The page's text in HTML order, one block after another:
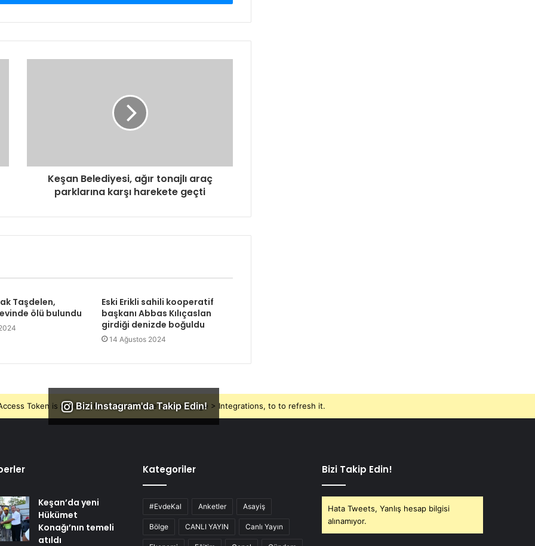
Keşan Belediyesi, ağır tonajlı araç
parklarına karşı harekete geçti
Taşdelen,
ölü bulundu
Eski Erikli sahili kooperatif
başkanı Abbas Kılıçaslan
girdiği denizde boğuldu
14 Ağustos 2024
Bizi Instagram'da Takip Edin!
Token is expired, Go to the Theme options page > Integrations, to to refresh it.
Keşan’da yeni
Hükümet
Konağı’nın temeli
atıldı
Kategoriler
#EvdeKal Anketler Asayiş
Bölge CANLI YAYIN Canlı Yayın
Bizi Takip Edin!
Hata Tweets, Yanlış hesap bilgisi
alınamıyor.